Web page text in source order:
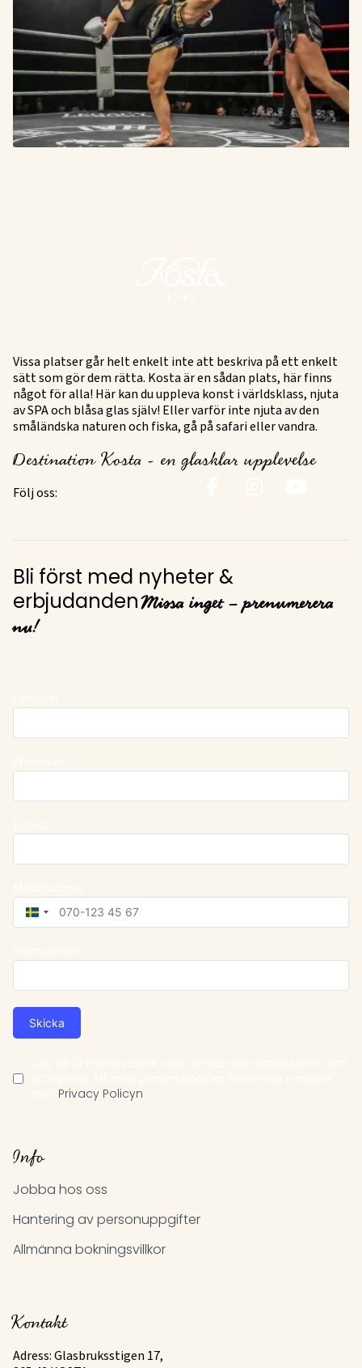
Vissa platser går helt enkelt inte att beskriva på ett enkelt
sätt som gör dem rätta. Kosta är en sådan plats, här finns
något för alla! Här kan du uppleva konst i världsklass, njuta
av SPA och blåsa glas själv! Eller varför inte njuta av den
småländska naturen och fiska, gå på safari eller vandra.
Destination Kosta - en glasklar upplevelse
Följ oss:
Bli först med nyheter &
erbjudanden Missa inget – prenumerera
nu!
Sweden
+46
Skicka
Privacy Policyn
Info
Jobba hos oss
Hantering av personuppgifter
Allmänna bokningsvillkor
Kontakt
Adress: Glasbruksstigen 17,